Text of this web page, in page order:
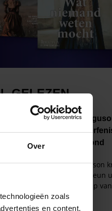
Over
zoals
en content,